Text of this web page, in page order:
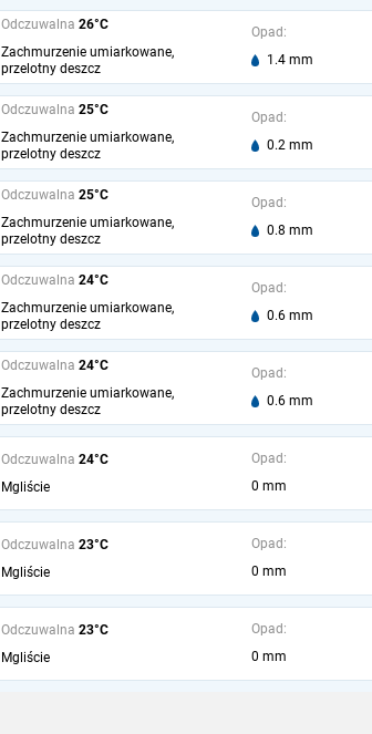
Odczuwalna 26°C
Zachmurzenie umiarkowane,
przelotny deszcz
Opad:
1.4 mm
Odczuwalna 25°C
Zachmurzenie umiarkowane,
przelotny deszcz
Opad:
0.2 mm
Odczuwalna 25°C
Zachmurzenie umiarkowane,
przelotny deszcz
Opad:
0.8 mm
Odczuwalna 24°C
Zachmurzenie umiarkowane,
przelotny deszcz
Opad:
0.6 mm
Odczuwalna 24°C
Zachmurzenie umiarkowane,
przelotny deszcz
Opad:
0.6 mm
Odczuwalna 24°C
Mgliście
Opad:
0 mm
Odczuwalna 23°C
Mgliście
Opad:
0 mm
Odczuwalna 23°C
Mgliście
Opad:
0 mm